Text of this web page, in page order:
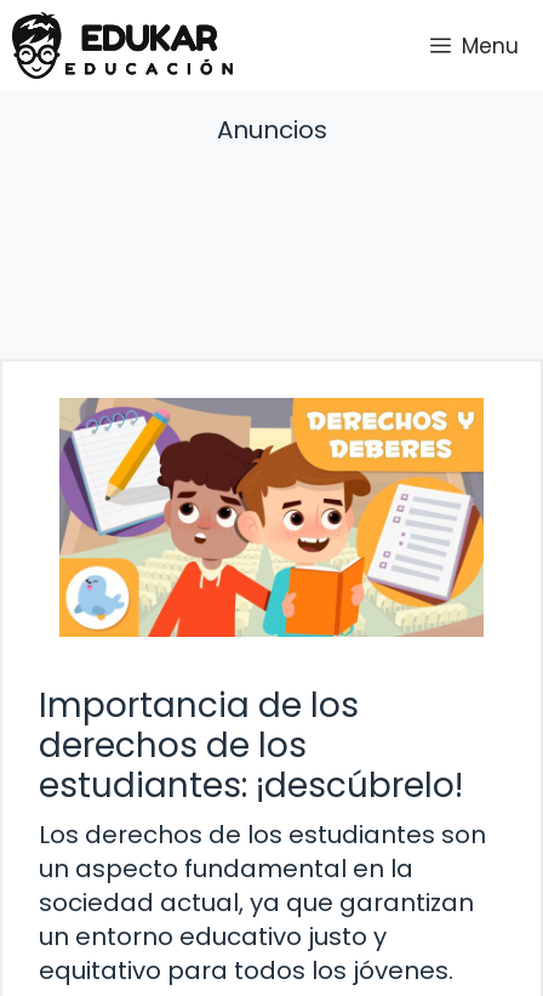
Saltar
al
contenido
Menu
Anuncios
Importancia de los
derechos de los
estudiantes: ¡descúbrelo!
Los derechos de los estudiantes son
un aspecto fundamental en la
sociedad actual, ya que garantizan
un entorno educativo justo y
equitativo para todos los jóvenes.